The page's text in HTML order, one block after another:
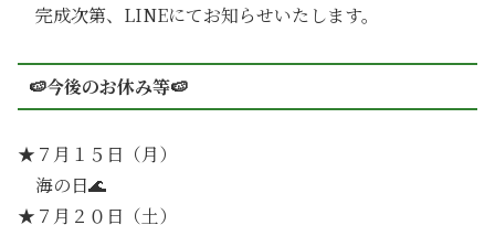
完成次第、LINEにてお知らせいたします。
🍉今後のお休み等🍉
★７月１５日（月）
海の日🌊
★７月２０日（土）